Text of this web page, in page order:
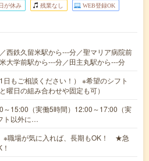
が休み 残業なし WEB登録OK
西鉄久留米駅から---分／聖マリア病院前
大学前駅から---分／田主丸駅から---分
もご相談ください！） ※希望のシフト
曜日の組み合わせや固定も可）
15:00（実働5時間）12:00～17:00（実
ト以外に…
職場が気に入れば、長期もOK！ ★急